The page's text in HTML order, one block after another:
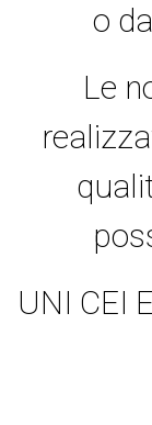
o
Le
UNI CEI